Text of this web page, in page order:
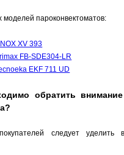
пароконвектоматов:
XV 393
FB-SDE304-LR
EKF 711 UD
обратить
следует уделить